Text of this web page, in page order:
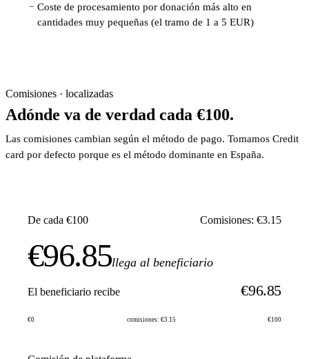
− Coste de procesamiento por donación más alto en
cantidades muy pequeñas (el tramo de 1 a 5 EUR)
Comisiones · localizadas
Adónde va de verdad cada €100.
Las comisiones cambian según el método de pago. Tomamos Credit
card por defecto porque es el método dominante en España.
De cada €100 Comisiones: €3.15
€96.85llega al beneficiario
El beneficiario recibe €96.85
€0 comisiones: €3.15 €100